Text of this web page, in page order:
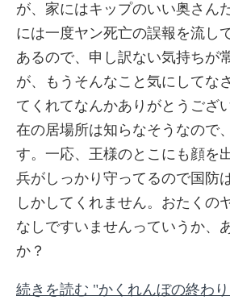
が、家にはキップのいい奥さん
には一度ヤン死亡の誤報を流し
あるので、申し訳ない気持ちが
が、もうそんなこと気にしてな
てくれてなんかありがとうござ
在の居場所は知らなそうなので
す。一応、王様のとこにも顔を
兵がしっかり守ってるので国防
しかしてくれません。おたくの
なしですいませんっていうか、
か？
続きを読む "かくれんぼの終わ